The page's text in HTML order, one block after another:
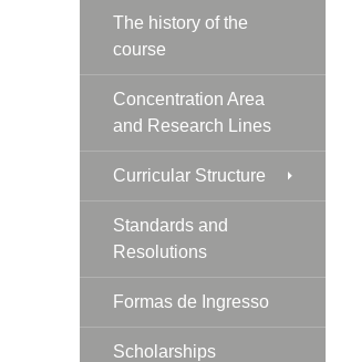
The history of the
course
Concentration Area
and Research Lines
Curricular Structure
Standards and
Resolutions
Formas de Ingresso
Scholarships